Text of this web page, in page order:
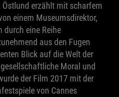
Östlund erzählt mit scharfem
einem Museumsdirektor,
durch eine Reihe
aus den Fugen
Blick auf die Welt der
Moral und
der Film 2017 mit der
von Cannes